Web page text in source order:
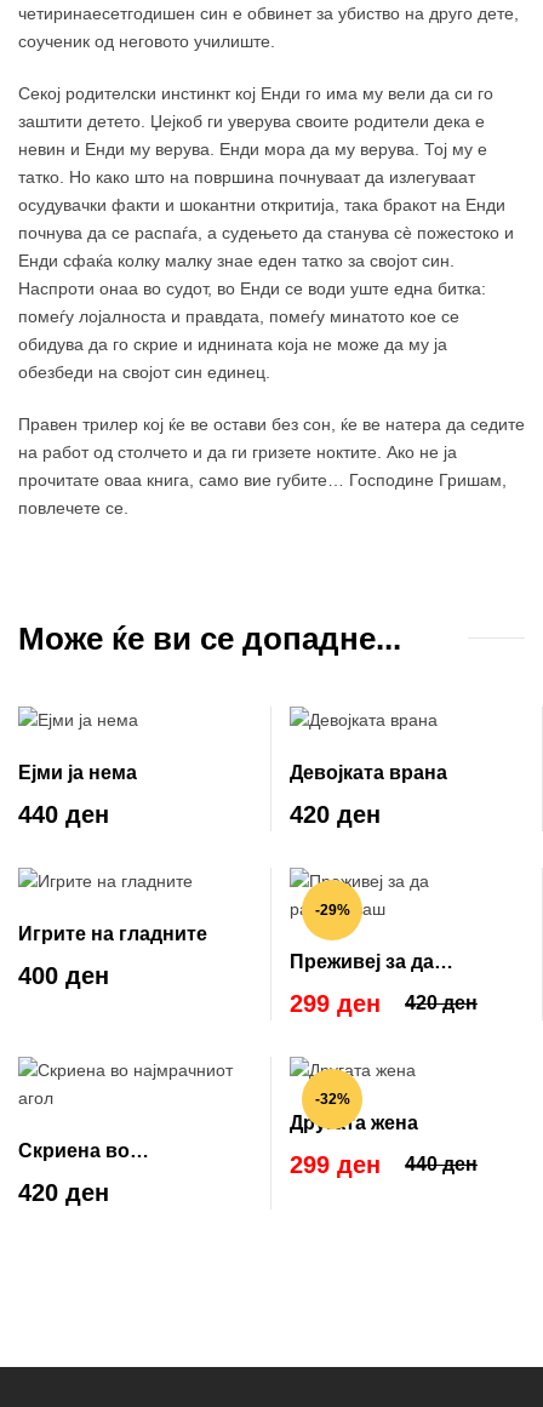
четиринаесетгодишен син е обвинет за убиство на друго дете,
соученик од неговото училиште.
Секој родителски инстинкт кој Енди го има му вели да си го
заштити детето. Џејкоб ги уверува своите родители дека е
невин и Енди му верува. Енди мора да му верува. Тој му е
татко. Но како што на површина почнуваат да излегуваат
осудувачки факти и шокантни откритија, така бракот на Енди
почнува да се распаѓа, а судењето да станува сè пожестоко и
Енди сфаќа колку малку знае еден татко за својот син.
Наспроти онаа во судот, во Енди се води уште една битка:
помеѓу лојалноста и правдата, помеѓу минатото кое се
обидува да го скрие и иднината која не може да му ја
обезбеди на својот син единец.
Правен трилер кој ќе ве остави без сон, ќе ве натера да седите
на работ од столчето и да ги гризете ноктите. Ако не ја
прочитате оваа книга, само вие губите… Господине Гришам,
повлечете се.
Може ќе ви се допадне...
Ејми ја нема
440 ден
Девојката врана
420 ден
Игрите на гладните
400 ден
-29%
Преживеј за да
раскажуваш
420 ден
299 ден
Скриена во
најмрачниот агол
420 ден
-32%
Другата жена
440 ден
299 ден